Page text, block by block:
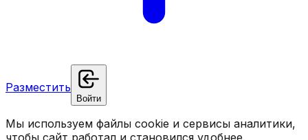
Разместить
Войти
Мы используем файлы cookie и сервисы аналитики,
чтобы сайт работал и становился удобнее.